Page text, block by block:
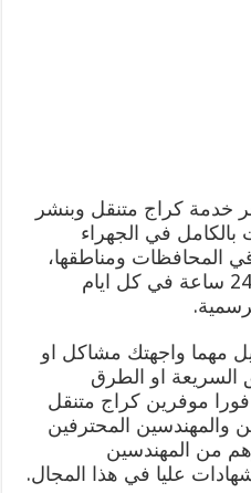
خدمة كراج متنقل وبنشر
في الجهراء
المحافظات ومناطقها،
بخدمة مميزة على مدار ال 24 ساعة في كل ايام
مهما واجهتك مشاكل او
او الطرق
موفرين كراج متنقل
والمهندسين المحترفين
من المهندسين
عليا في هذا المجال.